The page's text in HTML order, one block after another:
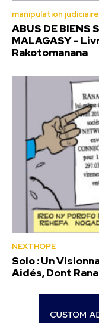
manipulation
ABUS DE BIENS
MALAGASY –
Rakotomanana
NEXTHOPE
Solo : Un
Aidés, Dont